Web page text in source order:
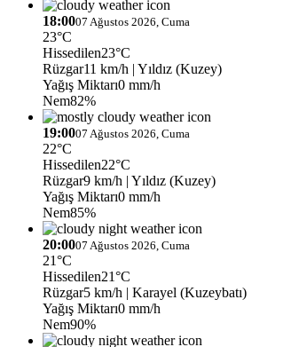
18:0007 Ağustos 2026, Cuma
23°C
Hissedilen23°C
Rüzgar11 km/h | Yıldız (Kuzey)
Yağış Miktarı0 mm/h
Nem82%
19:0007 Ağustos 2026, Cuma
22°C
Hissedilen22°C
Rüzgar9 km/h | Yıldız (Kuzey)
Yağış Miktarı0 mm/h
Nem85%
20:0007 Ağustos 2026, Cuma
21°C
Hissedilen21°C
Rüzgar5 km/h | Karayel (Kuzeybatı)
Yağış Miktarı0 mm/h
Nem90%